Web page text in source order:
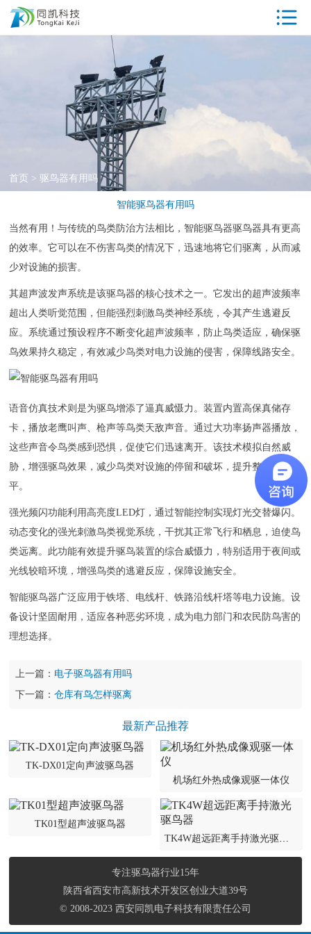
荣誉资质
客户案例
技术中心
企业文化
首页 >驱鸟器有用吗
智能驱鸟器有用吗
当然有用！与传统的鸟类防治方法相比，智能驱鸟器驱鸟器具有更高
的效率。它可以在不伤害鸟类的情况下，迅速地将它们驱离，从而减
少对设施的损害。
其超声波发声系统是该驱鸟器的核心技术之一。它发出的超声波频率
超出人类听觉范围，但能强烈刺激鸟类神经系统，令其产生逃避反
应。系统通过预设程序不断变化超声波频率，防止鸟类适应，确保驱
鸟效果持久稳定，有效减少鸟类对电力设施的侵害，保障线路安全。
语音仿真技术则是为驱鸟增添了逼真威慑力。装置内置高保真储存
卡，播放老鹰叫声、枪声等鸟类天敌声音。通过大功率扬声器播放，
这些声音令鸟类感到恐惧，促使它们迅速离开。该技术模拟自然威
胁，增强驱鸟效果，减少鸟类对设施的停留和破坏，提升整体防护水
平。
强光频闪功能利用高亮度LED灯，通过智能控制实现灯光交替爆闪。
动态变化的强光刺激鸟类视觉系统，干扰其正常飞行和栖息，迫使鸟
类远离。此功能有效提升驱鸟装置的综合威慑力，特别适用于夜间或
光线较暗环境，增强鸟类的逃避反应，保障设施安全。
智能驱鸟器广泛应用于铁塔、电线杆、铁路沿线杆塔等电力设施。设
备设计坚固耐用，适应各种恶劣环境，成为电力部门和农民防鸟害的
理想选择。
上一篇： 电子驱鸟器有用吗
下一篇：仓库有鸟怎样驱离
最新产品推荐
TK-DX01定向声波驱鸟器
机场红外热成像观驱一体仪
TK01型超声波驱鸟器
TK4W超远距离手持激光驱鸟器
专注驱鸟器行业15年
陕西省西安市高新技术开发区创业大道39号
© 2008-2023 西安同凯电子科技有限责任公司